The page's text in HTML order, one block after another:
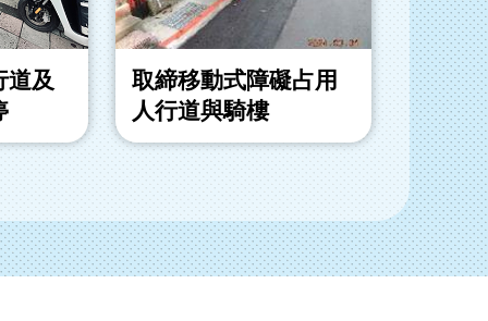
道及
取締移動式障礙占用
人行道與騎樓
取締
動式